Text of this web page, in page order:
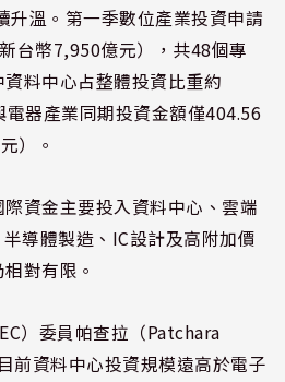
升溫。第一季數位產業投資申請
台幣7,950億元），共48個專
料中心占整體投資比重約
器產業同期投資金額僅404.56
）。
資金主要投入資料中心、雲端
導體製造、IC設計及高附加價
對有限。
）委員帕查拉（Patchara
前資料中心投資規模遠高於電子